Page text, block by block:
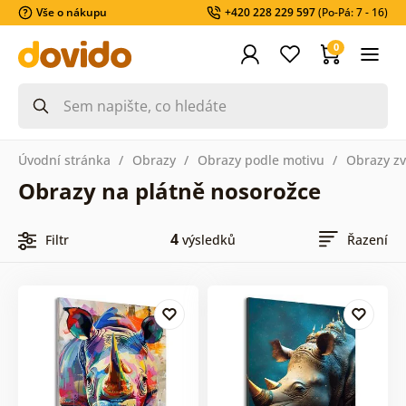
Vše o nákupu +420 228 229 597(Po-Pá: 7 - 16)
0
Úvodní stránka Obrazy Obrazy podle motivu Obrazy
Obrazy na plátně nosorožce
Filtr 4 výsledků Řazení